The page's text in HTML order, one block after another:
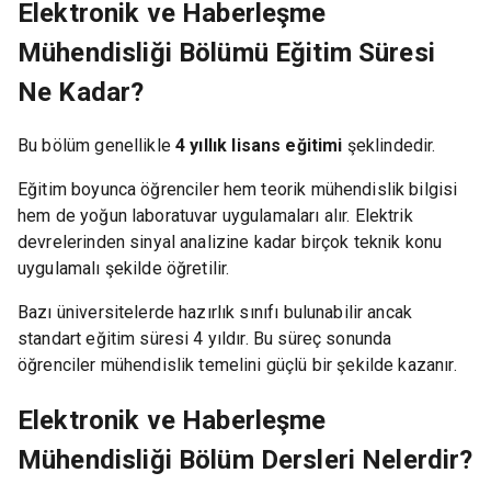
Elektronik ve Haberleşme
Mühendisliği Bölümü Eğitim Süresi
Ne Kadar?
Bu bölüm genellikle 4 yıllık lisans eğitimi şeklindedir.
Eğitim boyunca öğrenciler hem teorik mühendislik bilgisi
hem de yoğun laboratuvar uygulamaları alır. Elektrik
devrelerinden sinyal analizine kadar birçok teknik konu
uygulamalı şekilde öğretilir.
Bazı üniversitelerde hazırlık sınıfı bulunabilir ancak
standart eğitim süresi 4 yıldır. Bu süreç sonunda
öğrenciler mühendislik temelini güçlü bir şekilde kazanır.
Elektronik ve Haberleşme
Mühendisliği Bölüm Dersleri Nelerdir?